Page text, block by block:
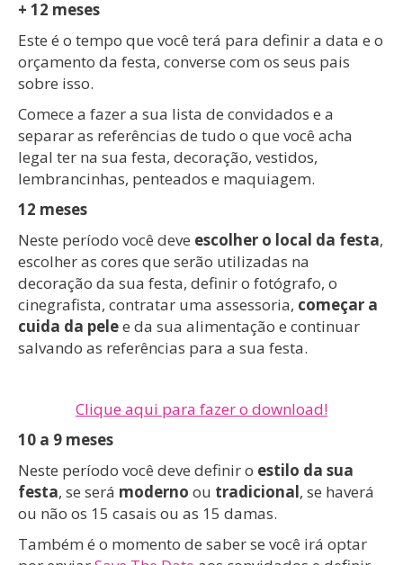
+ 12 meses
Este é o tempo que você terá para definir a data e o
orçamento da festa, converse com os seus pais
sobre isso.
Comece a fazer a sua lista de convidados e a
separar as referências de tudo o que você acha
legal ter na sua festa, decoração, vestidos,
lembrancinhas, penteados e maquiagem.
12 meses
Neste período você deve escolher o local da festa,
escolher as cores que serão utilizadas na
decoração da sua festa, definir o fotógrafo, o
cinegrafista, contratar uma assessoria, começar a
cuida da pelee da sua alimentação e continuar
salvando as referências para a sua festa.
Clique aqui para fazer o download!
10 a 9 meses
Neste período você deve definir o estilo da sua
festa, se será moderno ou tradicional, se haverá
ou não os 15 casais ou as 15 damas.
Também é o momento de saber se você irá optar